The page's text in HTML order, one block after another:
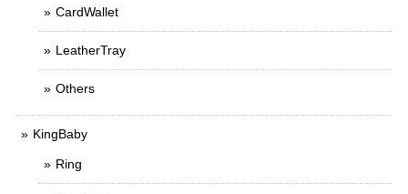
CardWallet
LeatherTray
Others
KingBaby
Ring